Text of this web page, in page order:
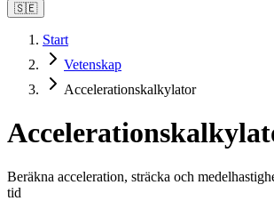
🇸🇪
Start
Vetenskap
Accelerationskalkylator
Beräkna acceleration, sträcka och
tid